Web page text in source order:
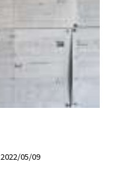
2022/05/09